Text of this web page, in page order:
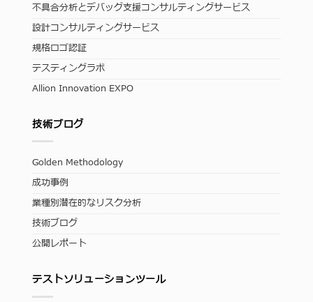
不具合分析とデバッグ支援コンサルティングサービス
設計コンサルティングサービス
規格ロゴ認証
テスティングラボ
Allion Innovation EXPO
技術ブログ
Golden Methodology
成功事例
業種別潜在的なリスク分析
技術ブログ
公開レポート
テストソリューションツール